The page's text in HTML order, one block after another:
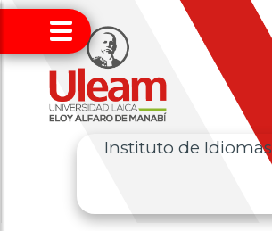
Instituto de Idiomas